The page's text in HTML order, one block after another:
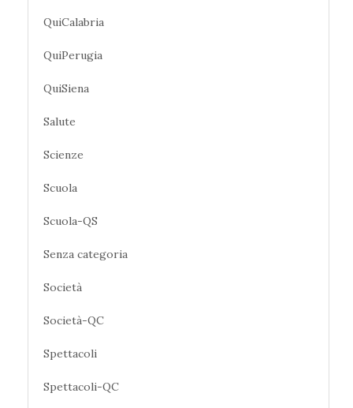
QuiCalabria
QuiPerugia
QuiSiena
Salute
Scienze
Scuola
Scuola-QS
Senza categoria
Società
Società-QC
Spettacoli
Spettacoli-QC